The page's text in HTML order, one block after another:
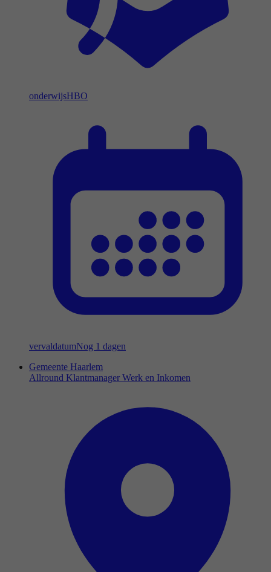
onderwijsHBO
vervaldatumNog 1 dagen
Gemeente Haarlem
Allround Klantmanager Werk en Inkomen